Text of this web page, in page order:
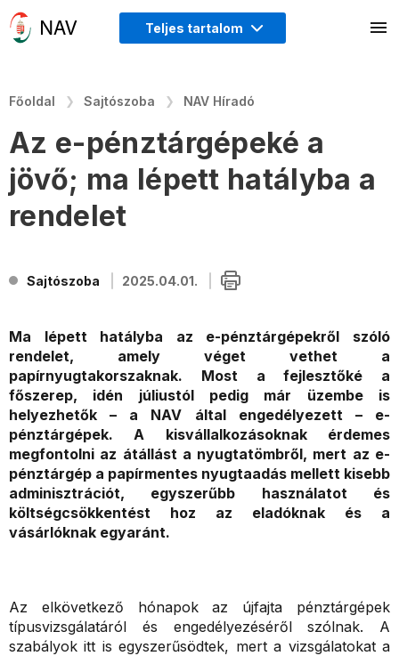
Teljes tartalom
Főoldal Sajtószoba NAV Híradó
Az e-pénztárgépeké a
jövő; ma lépett hatályba a
rendelet
Sajtószoba 2025.04.01.
Ma lépett hatályba az e-pénztárgépekről szóló
rendelet, amely véget vethet a
papírnyugtakorszaknak. Most a fejlesztőké a
főszerep, idén júliustól pedig már üzembe is
helyezhetők – a NAV által engedélyezett – e-
pénztárgépek. A kisvállalkozásoknak érdemes
megfontolni az átállást a nyugtatömbről, mert az e-
pénztárgép a papírmentes nyugtaadás mellett kisebb
adminisztrációt, egyszerűbb használatot és
költségcsökkentést hoz az eladóknak és a
vásárlóknak egyaránt.
Az elkövetkező hónapok az újfajta pénztárgépek
típusvizsgálatáról és engedélyezéséről szólnak. A
szabályok itt is egyszerűsödtek, mert a vizsgálatokat a